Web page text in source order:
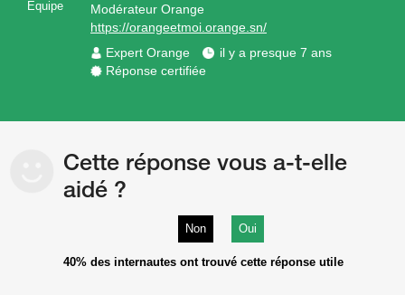
Equipe
Modérateur Orange
https://orangeetmoi.orange.sn/
Expert Orange
il y a presque 7 ans
Réponse certifiée
Cette réponse vous a-t-elle
aidé ?
Non Oui
40% des internautes ont trouvé cette réponse utile